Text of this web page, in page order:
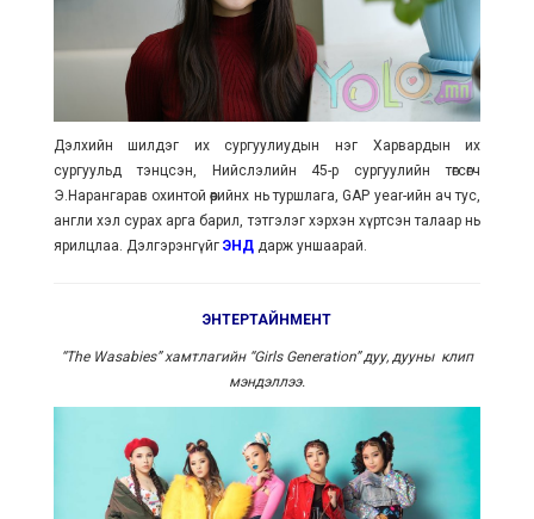
Дэлхийн шилдэг их сургуулиудын нэг Харвардын их
сургуульд тэнцсэн, Нийслэлийн 45-р сургуулийн төгсөгч
Э.Нарангарав охинтой өөрийнх нь туршлага, GAP year-ийн ач тус,
англи хэл сурах арга барил, тэтгэлэг хэрхэн хүртсэн талаар нь
ярилцлаа. Дэлгэрэнгүйг ЭНД дарж уншаарай.
ЭНТЕРТАЙНМЕНТ
“The Wasabies” хамтлагийн “Girls Generation” дуу, дууны клип
мэндэллээ.